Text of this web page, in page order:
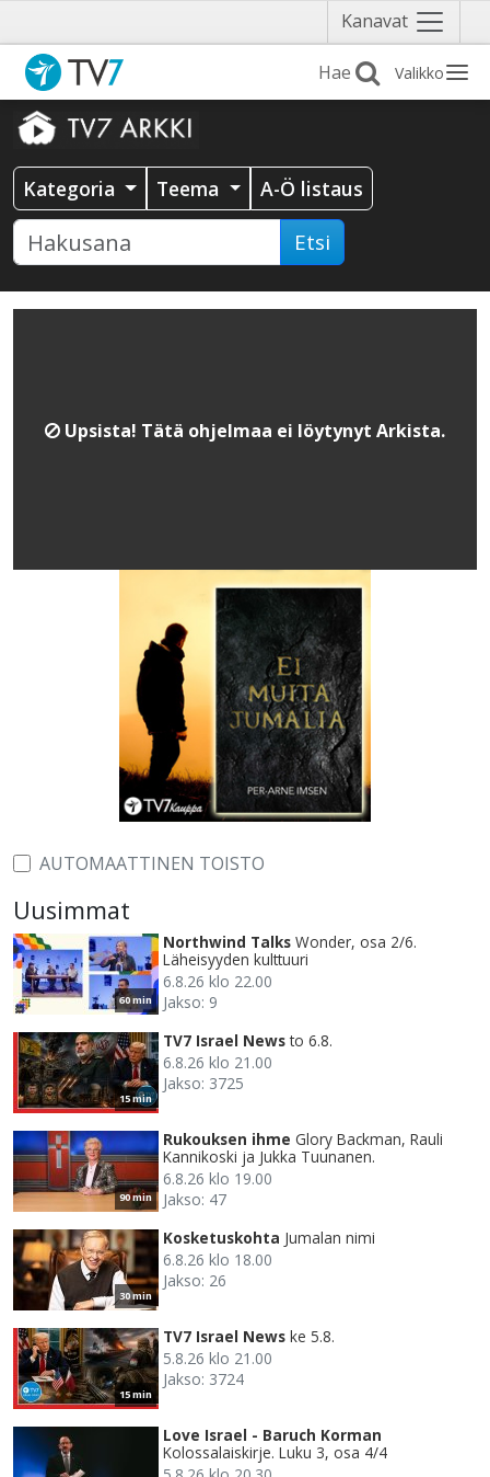
Kanavat Näytä
valikko
Valikko
Kategoria Teema A-Ö listaus
Etsi
Upsista! Tätä ohjelmaa ei löytynyt Arkista.
AUTOMAATTINEN TOISTO
Uusimmat
60 min
Northwind Talks Wonder, osa 2/6.
Läheisyyden kulttuuri
6.8.26 klo 22.00
Jakso: 9
15 min
TV7 Israel News to 6.8.
6.8.26 klo 21.00
Jakso: 3725
90 min
Rukouksen ihme Glory Backman, Rauli
Kannikoski ja Jukka Tuunanen.
6.8.26 klo 19.00
Jakso: 47
30 min
Kosketuskohta Jumalan nimi
6.8.26 klo 18.00
Jakso: 26
15 min
TV7 Israel News ke 5.8.
5.8.26 klo 21.00
Jakso: 3724
Love Israel - Baruch Korman
Kolossalaiskirje. Luku 3, osa 4/4